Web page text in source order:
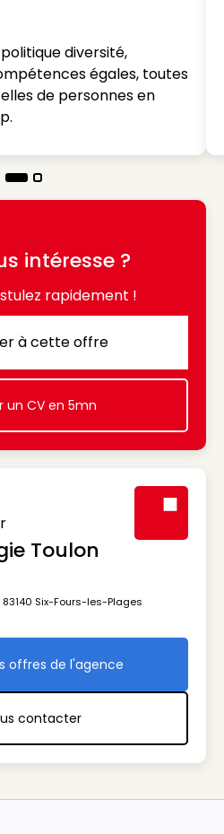
diversité,
égales, toutes
de personnes en
intéresse ?
rapidement !
Postuler à cette offre
à cette offre
Icon decorative
un CV en 5mn
Toulon
83140 Six-Fours-les-Plages
Toutes les offres de l'agence
offres de l'agence
Nous contacter
contacter